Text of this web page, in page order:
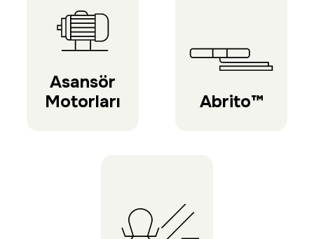
Asansör
Motorları
Abrito™